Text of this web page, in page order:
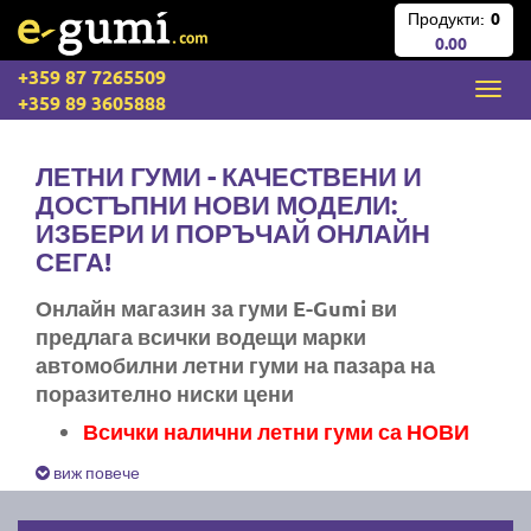
Продукти: 0
0.00
+359 87 7265509
+359 89 3605888
ЛЕТНИ ГУМИ - КАЧЕСТВЕНИ И
ДОСТЪПНИ НОВИ МОДЕЛИ:
ИЗБЕРИ И ПОРЪЧАЙ ОНЛАЙН
СЕГА!
Онлайн магазин за гуми E-Gumi ви
предлага всички водещи марки
автомобилни летни гуми на пазара на
поразително ниски цени
Всички налични летни гуми са НОВИ
Експресна доставка за цяла България
Ние не изпращаме стари гуми
виж повече